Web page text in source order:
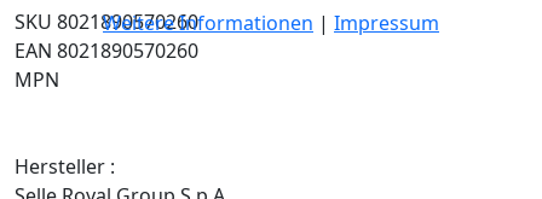
SKU 8021890570260
EAN 8021890570260
MPN
Hersteller :
Weitere Informationen | Impressum